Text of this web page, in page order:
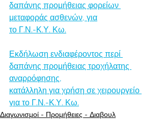
δαπάνης προμήθειας φορείων
μεταφοράς ασθενών, για
το Γ.Ν.-Κ.Υ. Κω.
Εκδήλωση ενδιαφέροντος περί
δαπάνης προμήθειας τροχήλατης
αναρρόφησης,
κατάλληλη για χρήση σε χειρουργείο
για το Γ.Ν.-Κ.Υ. Κω.
Διαγωνισμοί - Προμήθειες - Διαβουλ